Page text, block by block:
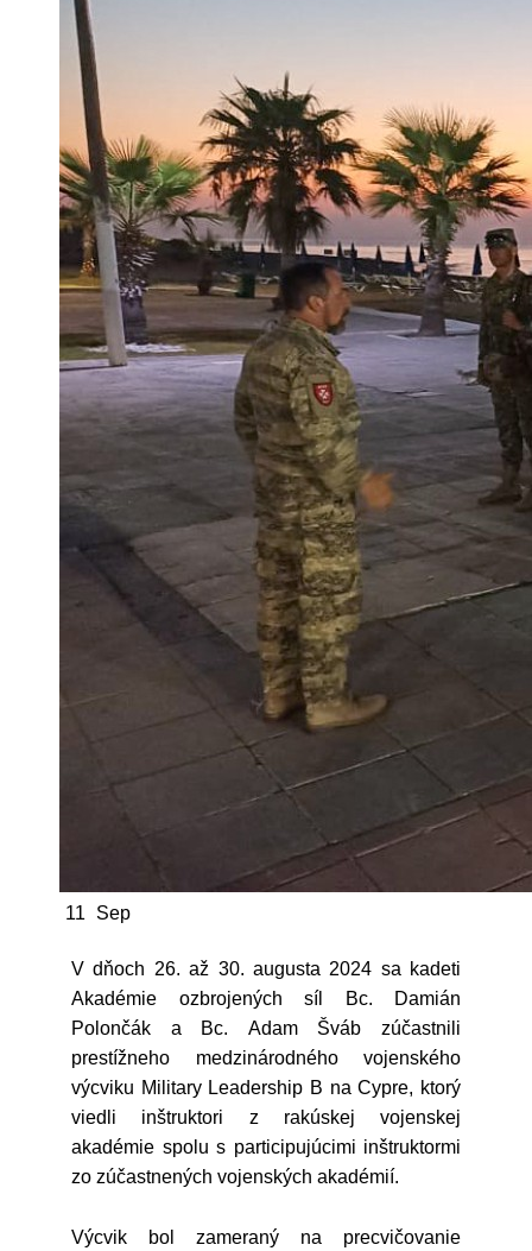
11 Sep
V dňoch 26. až 30. augusta 2024 sa kadeti
Akadémie ozbrojených síl Bc. Damián
Polončák a Bc. Adam Šváb zúčastnili
prestížneho medzinárodného vojenského
výcviku Military Leadership B na Cypre, ktorý
viedli inštruktori z rakúskej vojenskej
akadémie spolu s participujúcimi inštruktormi
zo zúčastnených vojenských akadémií.
Výcvik bol zameraný na precvičovanie